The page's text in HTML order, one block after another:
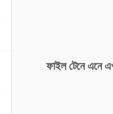
ফাইল টেনে এনে